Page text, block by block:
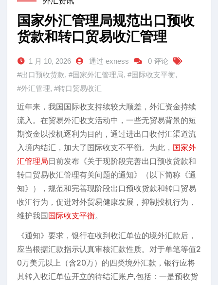
国家外汇管理局规范出口预收
货款和转口贸易收汇管理
1 月 10, 2026 通过 exness
0 评论
#出口预收货款, #国家外汇管理局, #国际收支平衡,
#外汇管理, #转口贸易收汇
近年来，我国国际收支持续较大顺差，外汇资金持续
流入。在贸易外汇收支活动中，一些无贸易背景的短
期资金以投机逐利为目的，通过进出口收付汇渠道流
入境内结汇，加大了国际收支不平衡。为此， 国家外
汇管理局日前发布《关于现阶段完善出口预收货款和
转口贸易收汇管理有关问题的通知》（以下简称《通
知》），规范和完善现阶段出口预收货款和转口贸易
收汇行为，促进对外贸易健康发展，抑制投机行为，
维护我国国际收支平衡。
《通知》要求，银行在收到收汇单位的境外汇款后，
应当根据汇款指示认真审核汇款性质。对于单笔等值2
0万美元以上（含20万）的四类境外汇款，银行应将
其转入收汇单位开立的待结汇账户,包括：一是预收货